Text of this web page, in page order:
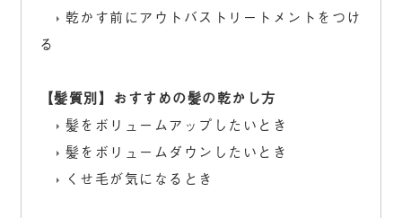
乾かす前にアウトバストリートメントをつけ
る
【髪質別】おすすめの髪の乾かし方
髪をボリュームアップしたいとき
髪をボリュームダウンしたいとき
くせ毛が気になるとき